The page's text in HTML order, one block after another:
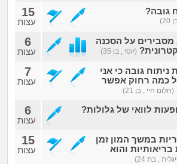
חיות מחמד
יוקר המחיה
גובה? 15
עצות
על הסכנה
(יוסי , בן 35)
6
עצות
גובה כי אני
כמה רחוק אפשר
(חלום חיי , בן 21)
7
עצות
לוואי של גלולות? 6
עצות
במשך המון זמן
בריאותיות והוא
, בת 24)
15
עצות